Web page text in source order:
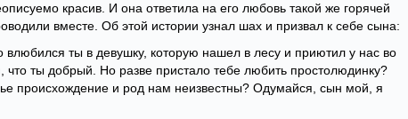
красив. И она ответила на его любовь такой же горячей
вместе. Об этой истории узнал шах и призвал к себе сына:
ты в девушку, которую нашел в лесу и приютил у нас во
ты добрый. Но разве пристало тебе любить простолюдинку?
происхождение и род нам неизвестны? Одумайся, сын мой, я